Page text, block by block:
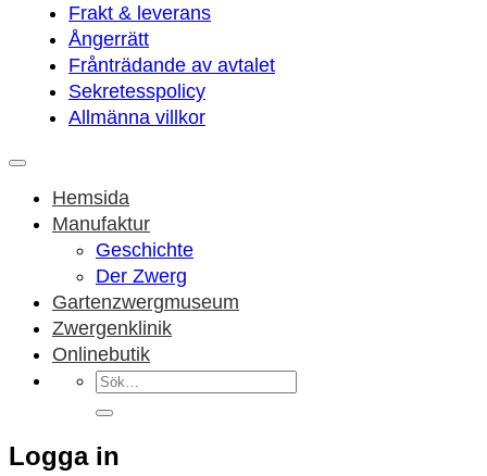
Frakt & leverans
Ångerrätt
Frånträdande av avtalet
Sekretesspolicy
Allmänna villkor
Hemsida
Manufaktur
Geschichte
Der Zwerg
Gartenzwergmuseum
Zwergenklinik
Onlinebutik
Sök
efter:
Logga in